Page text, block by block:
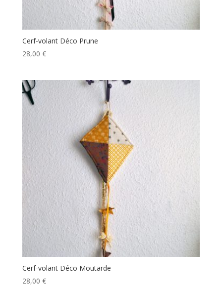
Cerf-volant Déco Prune
28,00 €
Cerf-volant Déco Moutarde
28,00 €